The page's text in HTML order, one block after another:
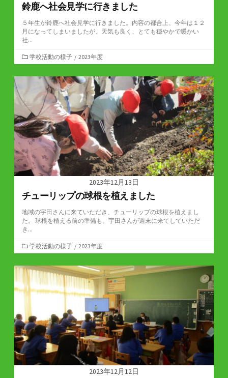
鈴鹿へ社会見学に行きました
５年生が鈴鹿へ社会見学に行きました。内容の都合上、今年は１２
月になってしまいましたが、天気も良く、とても穏やかで暖かい
社...
カ
テ
ゴ
ー
学校活動の様子 / 2023年度
2023年12月13日
チューリップの球根を植えました
地域の宇田さんに来ていただき、チューリップの球根を植えまし
た。 球根を植える前の準備も、宇田さんが週末に来てしていただ
き...
カ
テ
ゴ
リ
ー
学校活動の様子 / 2023年度
2023年12月12日